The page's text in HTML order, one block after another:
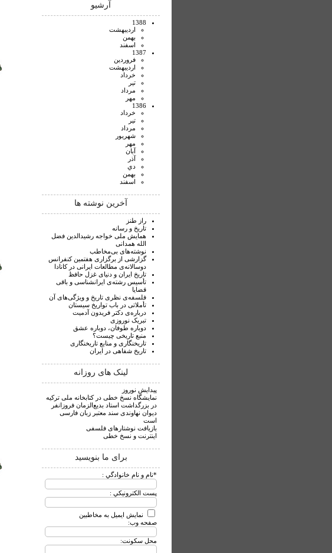
آرشیو
1388
ارديبهشت
بهمن
اسفند
1387
فروردين
ارديبهشت
خرداد
تير
مرداد
مهر
1386
خرداد
تير
مرداد
شهريور
مهر
آبان
آذر
دي
بهمن
اسفند
آخرین نوشته ها
راز طنز
تاريخ و رسانه
همایش ملی خواجه رشیدالدین فضل
الله همدانی
نوشته‌های بی‌مخاطب
گزارشی از برگزاری هفتمین کنفرانس
دوسالانه‌ی مطالعات ایرانی در کانادا
تاریخ ایران و دنیای غزل حافظ
تأسیس رشته‌ی ایرانشناسی و باقی
قضایا
فلسفه‌ی نظری تاریخ و ویژگی‌های آن
تأملاتی در باب تواریخ سیستان
درباره‌‌ی دکتر فریدون آدمیت
تبریک نوروزی
دوباره طوفان، دوباره عشق
منبع تاریخی چیست؟
تاریخنگاری و منابع تاریخنگاری
تاریخ شفاهی در ایران
لینک های روزانه
پیدایش نوروز
نمایشگاه نسخ خطی در کتابخانه ملی ترکیه
در بزرگداشت استاد بدیع‌الزمان فروزانفر
دیوان نهاوندی سند معتبر زبان فارسی
است
بازیافت نوشتارهای فلسفی
اینترنت و نسخ خطی
برای ما بنویسید
*نام و نام خانوادگي :
پست الکترونيکي :
نمایش ایمیل به مخاطبین
صفحه وب:
محل سکونت: